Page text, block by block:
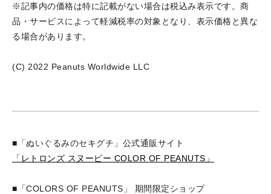
※記事内の価格は特に記載がない場合は税込み表示です。商
品・サービスによって軽減税率の対象となり、表示価格と異な
る場合があります。
(C) 2022 Peanuts Worldwide LLC
■「ぬいぐるみのセキグチ」公式通販サイト
「レトロンズ スヌーピー COLOR OF PEANUTS」
■「COLORS OF PEANUTS」 期間限定ショップ